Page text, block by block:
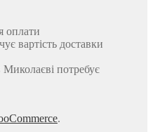
оплати
вартість доставки
Миколаєві потребує
.